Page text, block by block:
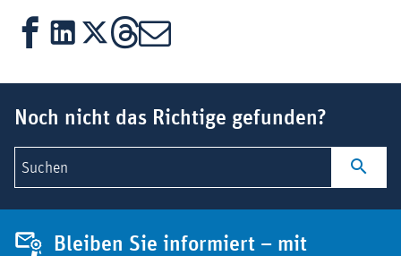
FacebookLinkedIn
X Threads
Mail
Noch nicht das Richtige gefunden?
Suchen
Bleiben Sie informiert – mit